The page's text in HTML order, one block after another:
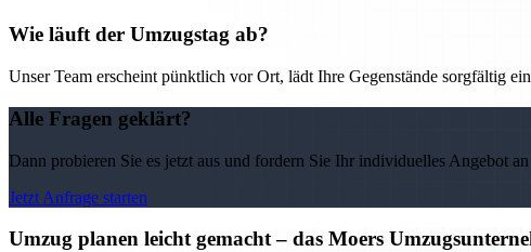
Wie läuft der Umzugstag ab?
Unser Team erscheint pünktlich vor Ort, lädt Ihre Gegenstände sorgfältig
Alle Fragen geklärt?
Dann probieren Sie es jetzt aus und fordern Sie Ihr individuelles Angebot
Jetzt Anfrage starten
Umzug planen leicht gemacht – das Moers